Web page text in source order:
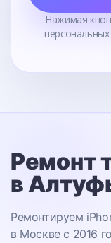
Нажимая
Ремонт
в
Ремонтируем
в Москве с 2016